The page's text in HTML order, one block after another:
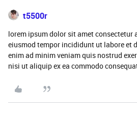
t5500r
lorem ipsum dolor sit amet consectetur
eiusmod tempor incididunt ut labore et
enim ad minim veniam quis nostrud
nisi ut aliquip ex ea commodo